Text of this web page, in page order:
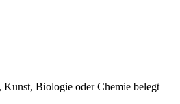
Biologie oder Chemie belegt